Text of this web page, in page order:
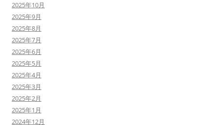
2025年10月
2025年9月
2025年8月
2025年7月
2025年6月
2025年5月
2025年4月
2025年3月
2025年2月
2025年1月
2024年12月